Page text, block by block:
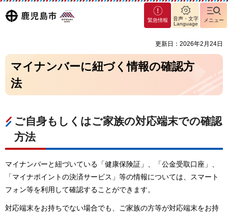
鹿児島
マグ
マシ
緊急情報
音声・文字
Language
メニュー
更新日：2026年2月24日
マイナンバーに紐づく情報の確認方
法
ご自身もしくはご家族の対応端末での確認
方法
マイナンバーと紐づいている「健康保険証」、「公金受取口座」、
「マイナポイントの決済サービス」等の情報については、スマート
フォン等を利用して確認することができます。
対応端末をお持ちでない場合でも、ご家族の方等が対応端末をお持